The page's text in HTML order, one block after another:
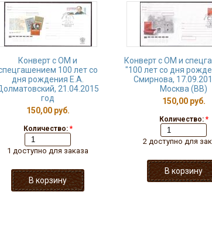
Конверт с ОМ и
100 лет со
дня рождения Е.А.
21.04.2015
год
150,00 руб.
Количество: *
1 доступно для заказа
Конверт с ОМ и
"100 лет со дня
Смирнова,
Москва (ВВ)
150,00 руб.
Количество: *
2 доступно для